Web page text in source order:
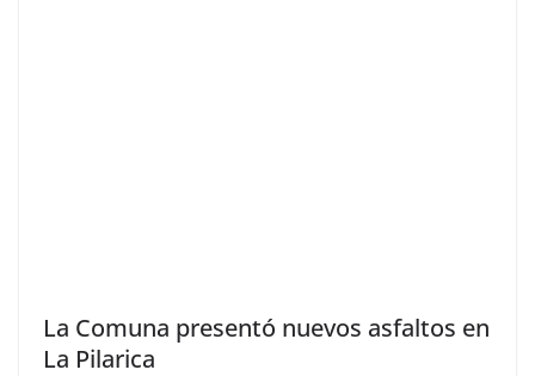
La Comuna presentó nuevos asfaltos en
La Pilarica